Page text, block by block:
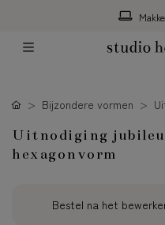
Bijzondere vormen
Uitnodiging
hexagonvorm
Bestel na het